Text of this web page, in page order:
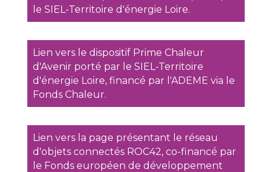
le SIEL-Territoire d'énergie Loire.
Lien vers le dispositif Prime Chaleur
d'Avenir porté par le SIEL-Territoire
d'énergie Loire, financé par l'ADEME via le
Fonds Chaleur.
Lien vers la page présentant le réseau
d'objets connectés ROC42, co-financé par
le Fonds européen de développement